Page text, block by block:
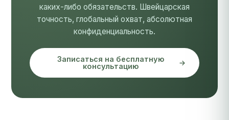
каких-либо обязательств. Швейцарская
точность, глобальный охват, абсолютная
конфиденциальность.
Записаться на бесплатную
консультацию